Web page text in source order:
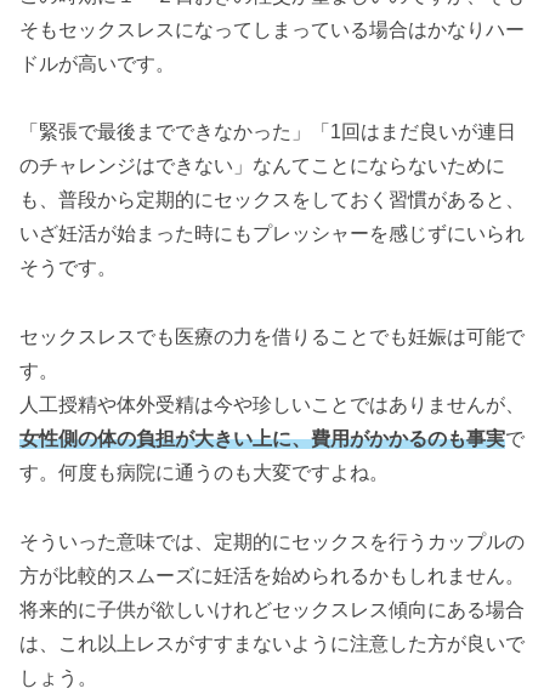
そもセックスレスになってしまっている場合はかなりハー
ドルが高いです。
「緊張で最後までできなかった」「1回はまだ良いが連日
のチャレンジはできない」なんてことにならないために
も、普段から定期的にセックスをしておく習慣があると、
いざ妊活が始まった時にもプレッシャーを感じずにいられ
そうです。
セックスレスでも医療の力を借りることでも妊娠は可能で
す。
人工授精や体外受精は今や珍しいことではありませんが、
女性側の体の負担が大きい上に、費用がかかるのも事実で
す。何度も病院に通うのも大変ですよね。
そういった意味では、定期的にセックスを行うカップルの
方が比較的スムーズに妊活を始められるかもしれません。
将来的に子供が欲しいけれどセックスレス傾向にある場合
は、これ以上レスがすすまないように注意した方が良いで
しょう。